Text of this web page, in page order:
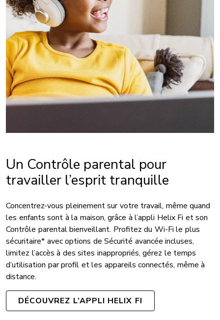
Un Contrôle parental pour
travailler l’esprit tranquille
Concentrez-vous pleinement sur votre travail, même quand
les enfants sont à la maison, grâce à l’appli Helix Fi et son
Contrôle parental bienveillant. Profitez du Wi-Fi le plus
sécuritaire* avec options de Sécurité avancée incluses,
limitez l’accès à des sites inappropriés, gérez le temps
d’utilisation par profil et les appareils connectés, même à
distance.
DÉCOUVREZ L’APPLI HELIX FI